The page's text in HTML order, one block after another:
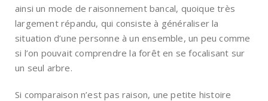
ainsi un mode de raisonnement bancal, quoique très
largement répandu, qui consiste à généraliser la
situation d’une personne à un ensemble, un peu comme
si l’on pouvait comprendre la forêt en se focalisant sur
un seul arbre.
Si comparaison n’est pas raison, une petite histoire